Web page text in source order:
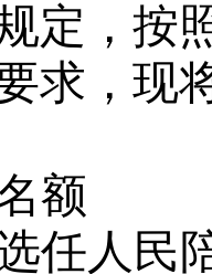
定，按
求，现
额
任人民